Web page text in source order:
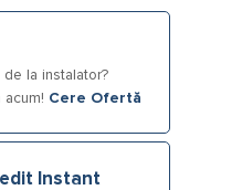
de la instalator?
acum! Cere Ofertă
Instant